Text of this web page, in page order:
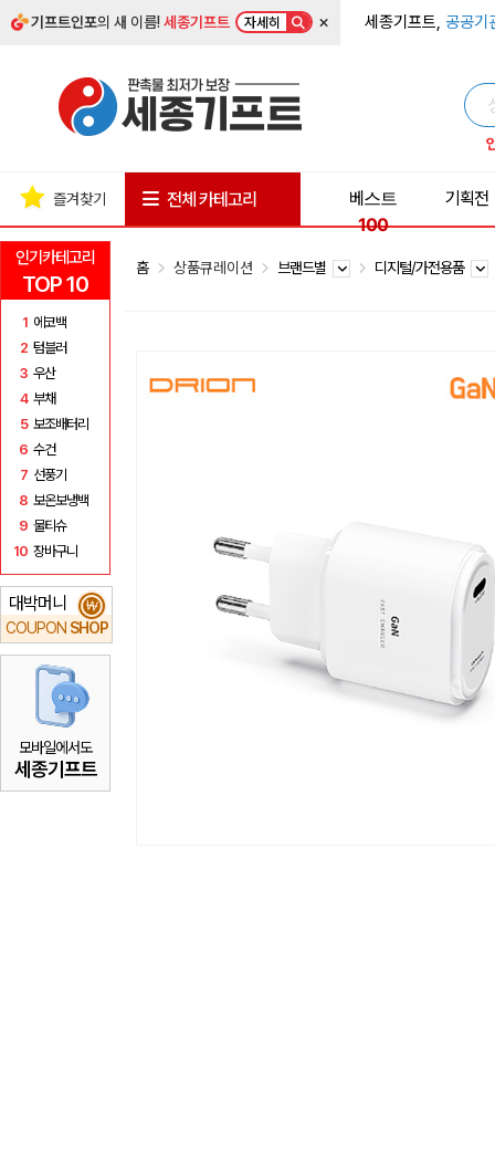
기프트인포의 새 이름!세종기프트 자세히 × 세종기프트, 공공기
인기카테고리
TOP 10
1 에코백
2 텀블러
3 우산
4 부채
5 보조배터리
6 수건
7 선풍기
8 보온보냉백
9 물티슈
10 장바구니
대박머니
COUPON SHOP
₩
모바일에서도
세종기프트
즐겨찾기 전체 카테고리
베스트
100
기획전
홈 상품큐레이션 브랜드별 디지털/가전용품